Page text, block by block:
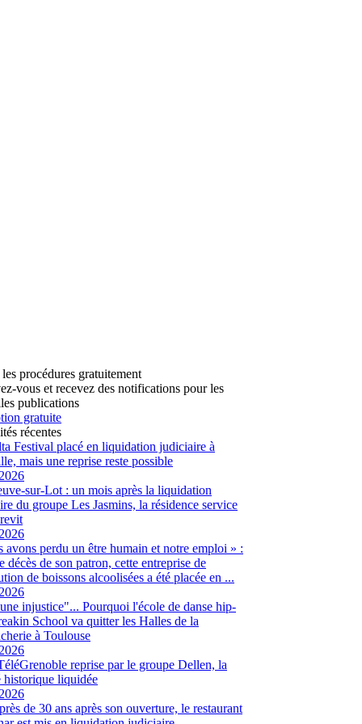
procédures gratuitement
vous et recevez des notifications pour les
publications
gratuite
récentes
Festival placé en liquidation judiciaire à
mais une reprise reste possible
sur-Lot : un mois après la liquidation
du groupe Les Jasmins, la résidence service
avons perdu un être humain et notre emploi » :
décès de son patron, cette entreprise de
de boissons alcoolisées a été placée en ...
injustice"... Pourquoi l'école de danse hip-
School va quitter les Halles de la
à Toulouse
reprise par le groupe Dellen, la
historique liquidée
de 30 ans après son ouverture, le restaurant